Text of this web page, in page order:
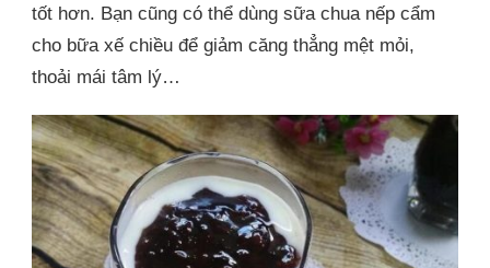
tốt hơn. Bạn cũng có thể dùng sữa chua nếp cẩm
cho bữa xế chiều để giảm căng thẳng mệt mỏi,
thoải mái tâm lý…